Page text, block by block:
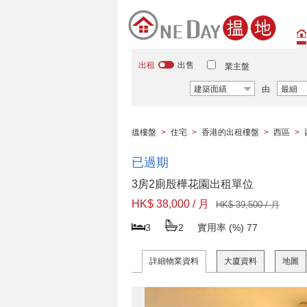
出租 出售 業主盤
建築面績 由 最細
搵樓盤 > 住宅 > 香港的出租樓盤 > 西區 >
已過期
3房2廁殷樺花園出租單位
HK$ 38,000 / 月
HK$ 39,500 / 月
3 2 實用率 (%) 77
詳細物業資料 大廈資料 地圖